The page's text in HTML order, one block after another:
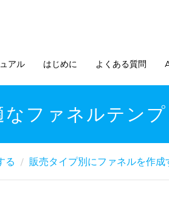
アル はじめに よくある質問
ファネルテン
る 販売タイプ別にファネルを作成